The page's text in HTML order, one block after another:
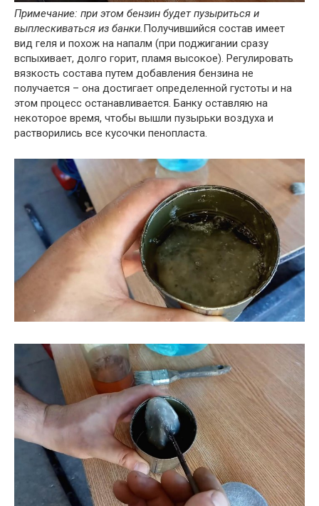
Примечание: при этом бензин будет пузыриться и
выплескиваться из банки.Получившийся состав имеет
вид геля и похож на напалм (при поджигании сразу
вспыхивает, долго горит, пламя высокое). Регулировать
вязкость состава путем добавления бензина не
получается – она достигает определенной густоты и на
этом процесс останавливается. Банку оставляю на
некоторое время, чтобы вышли пузырьки воздуха и
растворились все кусочки пенопласта.